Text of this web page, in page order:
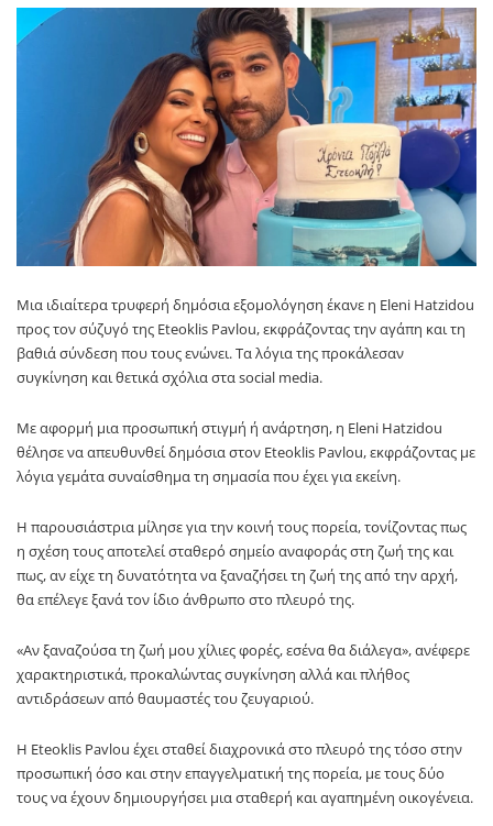
Μια ιδιαίτερα τρυφερή δημόσια εξομολόγηση έκανε η Eleni Hatzidou
προς τον σύζυγό της Eteoklis Pavlou, εκφράζοντας την αγάπη και τη
βαθιά σύνδεση που τους ενώνει. Τα λόγια της προκάλεσαν
συγκίνηση και θετικά σχόλια στα social media.
Με αφορμή μια προσωπική στιγμή ή ανάρτηση, η Eleni Hatzidou
θέλησε να απευθυνθεί δημόσια στον Eteoklis Pavlou, εκφράζοντας με
λόγια γεμάτα συναίσθημα τη σημασία που έχει για εκείνη.
Η παρουσιάστρια μίλησε για την κοινή τους πορεία, τονίζοντας πως
η σχέση τους αποτελεί σταθερό σημείο αναφοράς στη ζωή της και
πως, αν είχε τη δυνατότητα να ξαναζήσει τη ζωή της από την αρχή,
θα επέλεγε ξανά τον ίδιο άνθρωπο στο πλευρό της.
«Αν ξαναζούσα τη ζωή μου χίλιες φορές, εσένα θα διάλεγα», ανέφερε
χαρακτηριστικά, προκαλώντας συγκίνηση αλλά και πλήθος
αντιδράσεων από θαυμαστές του ζευγαριού.
Η Eteoklis Pavlou έχει σταθεί διαχρονικά στο πλευρό της τόσο στην
προσωπική όσο και στην επαγγελματική της πορεία, με τους δύο
τους να έχουν δημιουργήσει μια σταθερή και αγαπημένη οικογένεια.